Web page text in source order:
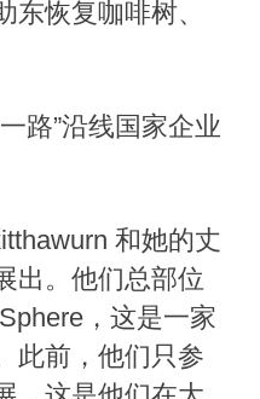
东恢复咖啡树、
路”沿线国家企业
和她的丈
出。他们总部位
，这是一家
此前，他们只参